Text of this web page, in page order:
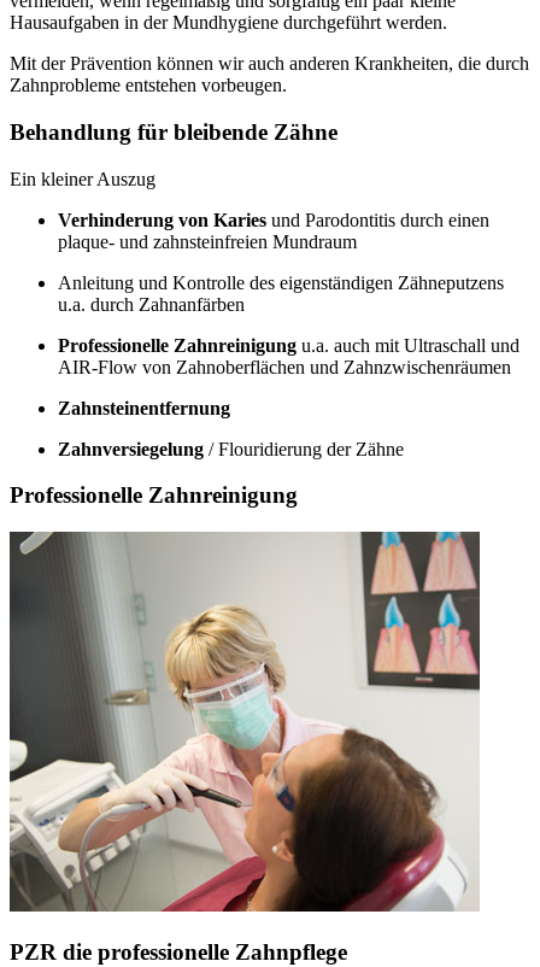
Hausaufgaben in der Mundhygiene durchgeführt werden.
Mit der Prävention können wir auch anderen Krankheiten, die durch
Zahnprobleme entstehen vorbeugen.
Behandlung für bleibende Zähne
Ein kleiner Auszug
Verhinderung von Karies und Parodontitis durch einen
plaque- und zahnsteinfreien Mundraum
Anleitung und Kontrolle des eigenständigen Zähneputzens
u.a. durch Zahnanfärben
Professionelle Zahnreinigung u.a. auch mit Ultraschall und
AIR-Flow von Zahnoberflächen und Zahnzwischenräumen
Zahnsteinentfernung
Zahnversiegelung / Flouridierung der Zähne
Professionelle Zahnreinigung
PZR die professionelle Zahnpflege